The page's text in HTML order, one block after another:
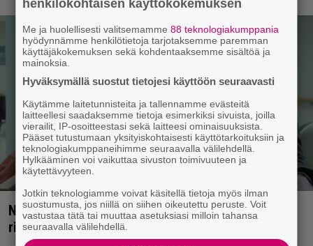
Nyt Netflixissä: Yksi viime vuosien parhaista
rikossarjoista – IMDB-arvio 8,8
henkilökohtaisen käyttökokemuksen
Me ja huolellisesti valitsemamme88 teknologiakumppania
hyödynnämme henkilötietoja tarjotaksemme paremman
käyttäjäkokemuksen sekä kohdentaaksemme sisältöä ja
mainoksia.
Hyväksymällä suostut tietojesi käyttöön seuraavasti
Käytämme laitetunnisteita ja tallennamme evästeitä
laitteellesi saadaksemme tietoja esimerkiksi sivuista, joilla
vierailit, IP-osoitteestasi sekä laitteesi ominaisuuksista.
Pääset tutustumaan yksityiskohtaisesti käyttötarkoituksiin ja
teknologiakumppaneihimme seuraavalla välilehdellä.
Hylkääminen voi vaikuttaa sivuston toimivuuteen ja
käytettävyyteen.
Jotkin teknologiamme voivat käsitellä tietoja myös ilman
suostumusta, jos niillä on siihen oikeutettu peruste. Voit
vastustaa tätä tai muuttaa asetuksiasi milloin tahansa
seuraavalla välilehdellä.